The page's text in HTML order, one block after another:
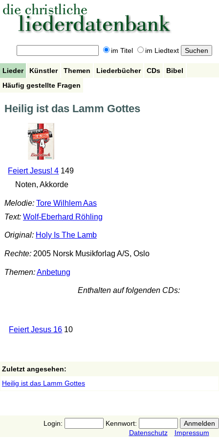
im Titel im Liedtext
Lieder Künstler Themen Liederbücher CDs
Bibel
Häufig gestellte Fragen
Heilig ist das Lamm Gottes
Feiert Jesus! 4 149
Noten, Akkorde
Melodie: Tore Wilhlem Aas
Text: Wolf-Eberhard Röhling
Original: Holy Is The Lamb
Rechte:2005 Norsk Musikforlag A/S, Oslo
Themen:Anbetung
Enthalten auf folgenden CDs:
Feiert Jesus 16 10
Zuletzt angesehen:
Heilig ist das Lamm Gottes
Login:
Kennwort:
Datenschutz
Impressum